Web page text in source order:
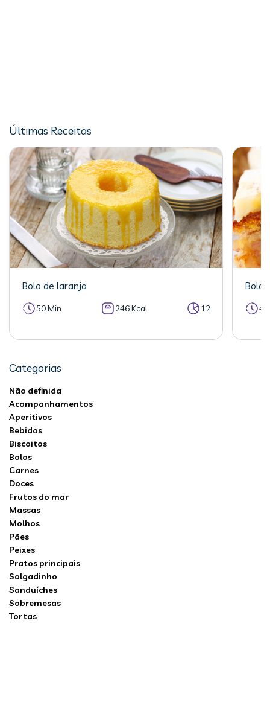
Últimas Receitas
Bolo de laranja
50 Min 246 Kcal 12
Bolo
Categorias
Não definida
Acompanhamentos
Aperitivos
Bebidas
Biscoitos
Bolos
Carnes
Doces
Frutos do mar
Massas
Molhos
Pães
Peixes
Pratos principais
Salgadinho
Sanduíches
Sobremesas
Tortas